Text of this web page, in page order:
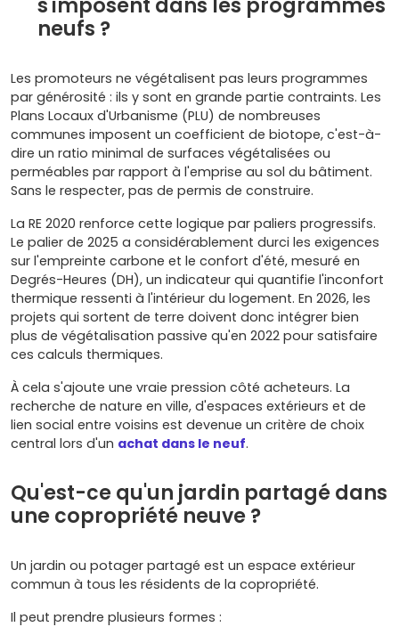
neufs ?
Les promoteurs ne végétalisent pas leurs programmes
par générosité : ils y sont en grande partie contraints. Les
Plans Locaux d'Urbanisme (PLU) de nombreuses
communes imposent un coefficient de biotope, c'est-à-
dire un ratio minimal de surfaces végétalisées ou
perméables par rapport à l'emprise au sol du bâtiment.
Sans le respecter, pas de permis de construire.
La RE 2020 renforce cette logique par paliers progressifs.
Le palier de 2025 a considérablement durci les exigences
sur l'empreinte carbone et le confort d'été, mesuré en
Degrés-Heures (DH), un indicateur qui quantifie l'inconfort
thermique ressenti à l'intérieur du logement. En 2026, les
projets qui sortent de terre doivent donc intégrer bien
plus de végétalisation passive qu'en 2022 pour satisfaire
ces calculs thermiques.
À cela s'ajoute une vraie pression côté acheteurs. La
recherche de nature en ville, d'espaces extérieurs et de
lien social entre voisins est devenue un critère de choix
central lors d'un achat dans le neuf.
Qu'est-ce qu'un jardin partagé dans
une copropriété neuve ?
Un jardin ou potager partagé est un espace extérieur
commun à tous les résidents de la copropriété.
Il peut prendre plusieurs formes :